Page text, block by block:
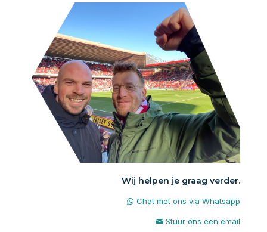
Wij helpen je graag verder.
Chat met ons via Whatsapp
Stuur ons een email